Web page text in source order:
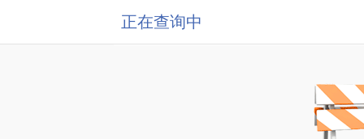
正在查询中